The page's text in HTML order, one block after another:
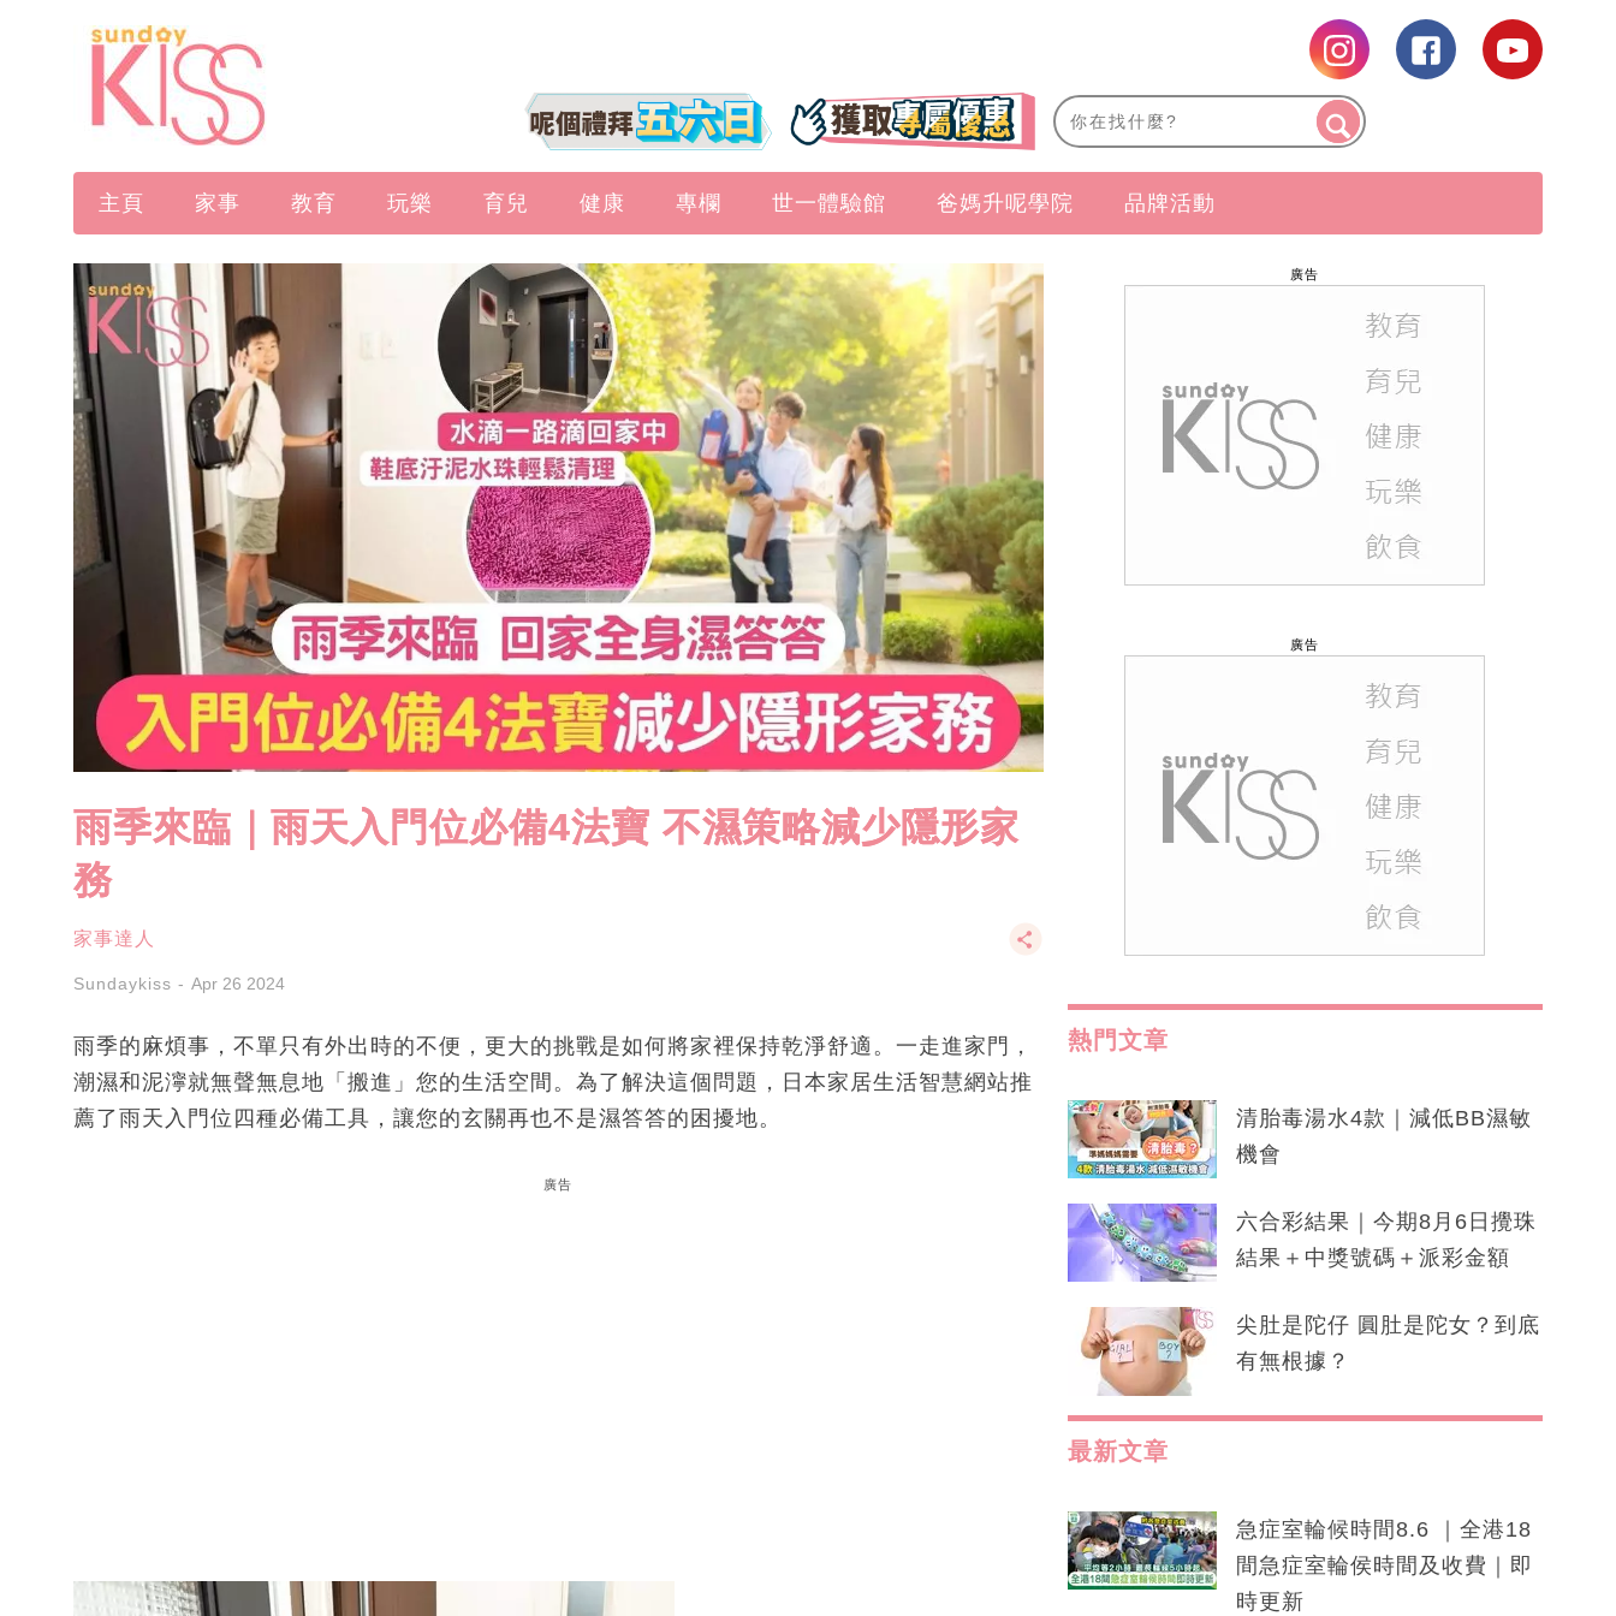
主頁 家事 教育 玩樂 育兒 健康 專欄 世一體驗館 爸媽升呢學院 品牌活動
雨季來臨｜雨天入門位必備4法寶 不濕策略減少隱形家
務
家事達人
Sundaykiss Apr 26 2024
雨季的麻煩事，不單只有外出時的不便，更大的挑戰是如何將家裡保持乾淨舒適。一走進家門，
潮濕和泥濘就無聲無息地「搬進」您的生活空間。為了解決這個問題，日本家居生活智慧網站推
薦了雨天入門位四種必備工具，讓您的玄關再也不是濕答答的困擾地。
廣告
廣告
廣告
熱門文章
清胎毒湯水4款｜減低BB濕敏
機會
六合彩結果｜今期8月6日攪珠
結果＋中獎號碼＋派彩金額
尖肚是陀仔 圓肚是陀女？到底
有無根據？
最新文章
急症室輪候時間8.6 ｜全港18
間急症室輪侯時間及收費｜即
時更新